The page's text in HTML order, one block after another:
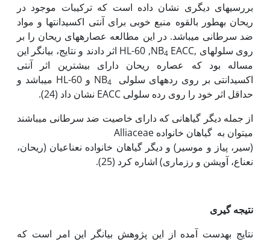
بررسی­های دیگری نشان داده است که ترکیبات موجود در
ریحان به‏طور بالقوه منبع خوبی برای آنتی اکسیدانت‏ها و مواد
ضد سرطانی می‏باشد. در این مطالعه عصاره‏های ریحان را بر
روی سلول‏های ,HL-60 ,NB
4
EACC اثر دادند و نتایج، بیانگر این
مساله بود که عصاره ریحان دارای بیشترین اثر آنتی
اکسیدانتی بر روی رده‏های سلولی NB
4
و HL-60 می‏باشد و
حداقل اثر خود را روی رده سلولی EACC نشان داد (24).
از جمله دیگر گیاهانی که دارای خاصیت ضد سرطانی می‏باشند
می‫توان به گیاهان خانواده Alliaceae
(سیر‫، پیاز و موسیر) و دیگر گیاهان خانواده نعناعیان (ریحان‫،
نعناع‫، آویشن و رزماری) اشاره کرد (25).
نتیجه گیری
نتایج به‏دست آمده از این پژوهش بیانگر این امر است که